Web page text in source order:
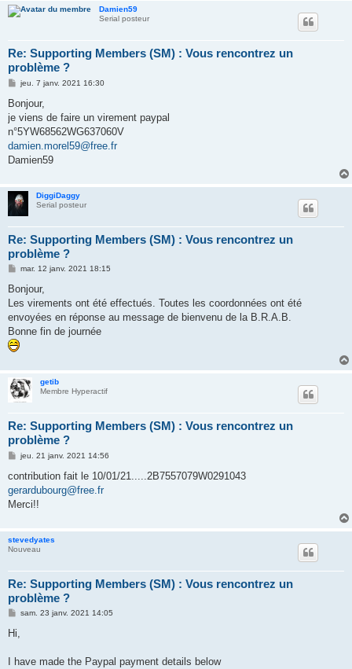
Damien59
Serial posteur
Re: Supporting Members (SM) : Vous rencontrez un
problème ?
M
s
a
g
jeu. 7 janv. 2021 16:30
Bonjour,
je viens de faire un virement paypal
n°5YW68562WG637060V
damien.morel59@free.fr
Damien59
DiggiDaggy
Serial posteur
Re: Supporting Members (SM) : Vous rencontrez un
problème ?
M
s
a
g
mar. 12 janv. 2021 18:15
Bonjour,
Les virements ont été effectués. Toutes les coordonnées ont été
envoyées en réponse au message de bienvenu de la B.R.A.B.
Bonne fin de journée
getib
Membre Hyperactif
Re: Supporting Members (SM) : Vous rencontrez un
problème ?
M
s
a
g
jeu. 21 janv. 2021 14:56
contribution fait le 10/01/21.....2B7557079W0291043
gerardubourg@free.fr
Merci!!
stevedyates
Nouveau
Re: Supporting Members (SM) : Vous rencontrez un
problème ?
M
s
g
sam. 23 janv. 2021 14:05
Hi,
I have made the Paypal payment details below